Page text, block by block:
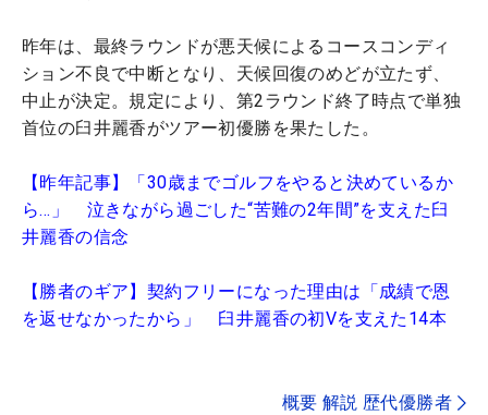
昨年は、最終ラウンドが悪天候によるコースコンディ
ション不良で中断となり、天候回復のめどが立たず、
中止が決定。規定により、第2ラウンド終了時点で単独
首位の臼井麗香がツアー初優勝を果たした。
【昨年記事】「30歳までゴルフをやると決めているか
ら…」 泣きながら過ごした“苦難の2年間”を支えた臼
井麗香の信念
【勝者のギア】契約フリーになった理由は「成績で恩
を返せなかったから」 臼井麗香の初Vを支えた14本
概要 解説 歴代優勝者